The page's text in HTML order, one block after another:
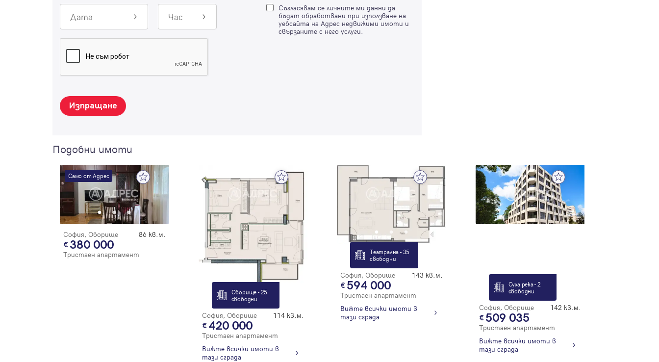
Дата Час
Съгласявам се личните ми данни да
бъдат обработвани при използване на
уебсайта на Адрес недвижими имоти и
свързаните с него услуги.
Изпращане
Подобни имоти
Само от Адрес
София, Оборище 86 кв.м.
380 000
Тристаен апартамент
Оборище - 25
свободни
София, Оборище 114 кв.м.
420 000
Тристаен апартамент
Вижте всички имоти в
тази сграда
Театрална - 35
свободни
София, Оборище 143 кв.м.
594 000
Тристаен апартамент
Вижте всички имоти в
тази сграда
Суха река - 2
свободни
София, Оборище 142 кв.м.
509 035
Тристаен апартамент
Вижте всички имоти в
тази сграда
Регистрация